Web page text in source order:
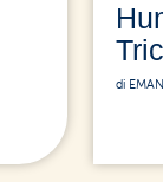
di